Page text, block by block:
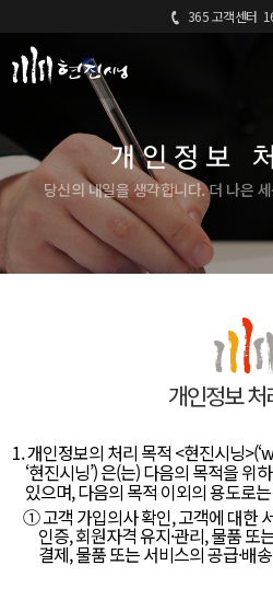
365 고객센터
개인정보
당신의 내일을 생각합니다. 더 나은
개인정보 처
1. 개인정보의 처리 목적 <현진시닝>(‘
‘현진시닝’) 은(는) 다음의 목적을 위
있으며, 다음의 목적 이외의 용도로
① 고객 가입의사 확인, 고객에 대한
인증, 회원자격 유지·관리, 물품 또
결제, 물품 또는 서비스의 공급·배